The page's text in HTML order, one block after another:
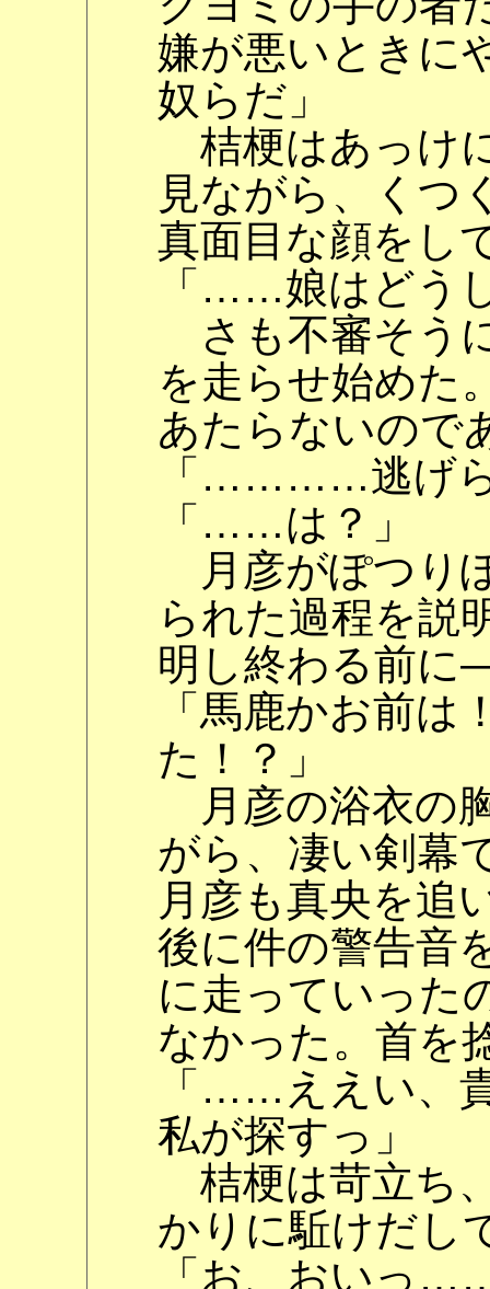
嫌が悪いときに
奴らだ」
桔梗はあっけ
見ながら、くつ
真面目な顔をし
「……娘はどう
さも不審そう
を走らせ始めた
あたらないので
「…………逃げ
「……は？」
月彦がぽつり
られた過程を説
明し終わる前
「馬鹿かお前は
た！？」
月彦の浴衣の
がら、凄い剣幕
月彦も真央を追
後に件の警告音
に走っていった
なかった。首を
「……ええい、
私が探すっ」
桔梗は苛立ち
かりに駈けだし
「お、おい